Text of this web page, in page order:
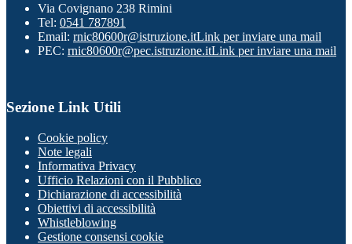
Via Covignano 238 Rimini
Tel: 0541 787891
Email: rnic80600r@istruzione.itLink per inviare una mail
PEC: rnic80600r@pec.istruzione.itLink per inviare una mail
Sezione Link Utili
Cookie policy
Note legali
Informativa Privacy
Ufficio Relazioni con il Pubblico
Dichiarazione di accessibilità
Obiettivi di accessibilità
Whistleblowing
Gestione consensi cookie